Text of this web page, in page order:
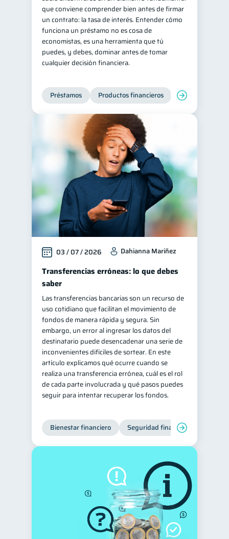
Préstamos Ahorro
Consejos 6
Tarjeta de crédito
Historial crediticio 6
Servicios 4
Derechos & Deberes 4
Superintendencia de Bancos
Vacaciones 2 Inversiones
Cuenta Inactiva 1
Finanzas Personales 1
Finanzas en Pareja
Educación Financiera 1
Mipymes
Doble sueldo
Gasto responsable
información financiera
que conviene comprender bien antes de firmar
un contrato: la tasa de interés. Entender cómo
funciona un préstamo no es cosa de
economistas, es una herramienta que tú
puedes, y debes, dominar antes de tomar
cualquier decisión financiera.
Préstamos Productos financieros Manejo de
03 / 07 / 2026 Dahianna Mariñez
Transferencias erróneas: lo que debes
saber
Las transferencias bancarias son un recurso de
uso cotidiano que facilitan el movimiento de
fondos de manera rápida y segura. Sin
embargo, un error al ingresar los datos del
destinatario puede desencadenar una serie de
inconvenientes difíciles de sortear. En este
artículo explicamos qué ocurre cuando se
realiza una transferencia errónea, cuál es el rol
de cada parte involucrada y qué pasos puedes
seguir para intentar recuperar los fondos.
Bienestar financiero Seguridad financiera